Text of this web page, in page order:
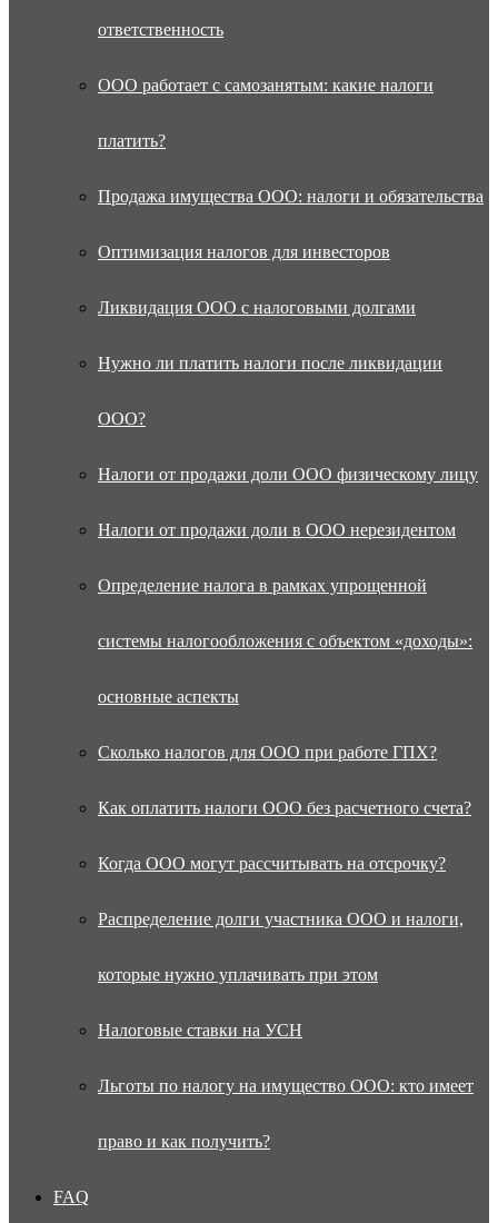
ответственность
ООО работает с самозанятым: какие налоги
платить?
Продажа имущества ООО: налоги и обязательства
Оптимизация налогов для инвесторов
Ликвидация ООО с налоговыми долгами
Нужно ли платить налоги после ликвидации
ООО?
Налоги от продажи доли ООО физическому лицу
Налоги от продажи доли в ООО нерезидентом
Определение налога в рамках упрощенной
системы налогообложения с объектом «доходы»:
основные аспекты
Сколько налогов для ООО при работе ГПХ?
Как оплатить налоги ООО без расчетного счета?
Когда ООО могут рассчитывать на отсрочку?
Распределение долги участника ООО и налоги,
которые нужно уплачивать при этом
Налоговые ставки на УСН
Льготы по налогу на имущество ООО: кто имеет
право и как получить?
FAQ